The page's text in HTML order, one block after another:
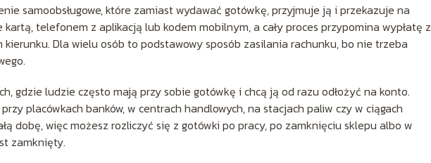
samoobsługowe, które zamiast wydawać gotówkę, przyjmuje ją i przekazuje na
kartą, telefonem z aplikacją lub kodem mobilnym, a cały proces przypomina wypłatę z
Dla wielu osób to podstawowy sposób zasilania rachunku, bo nie trzeba
gdzie ludzie często mają przy sobie gotówkę i chcą ją od razu odłożyć na konto.
placówkach banków, w centrach handlowych, na stacjach paliw czy w ciągach
dobę, więc możesz rozliczyć się z gotówki po pracy, po zamknięciu sklepu albo w
zamknięty.